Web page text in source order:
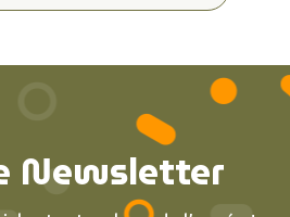
Newsletter